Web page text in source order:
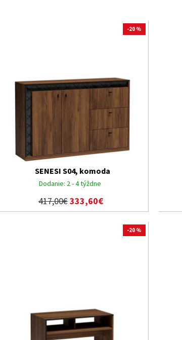
-20 %
Dodanie: 2 - 4 týždne
SENESI S04, komoda
417,00€333,60€
-20 %